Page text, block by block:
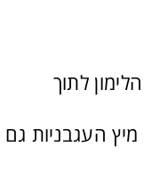
לתוך
מיץ העגבניות גם